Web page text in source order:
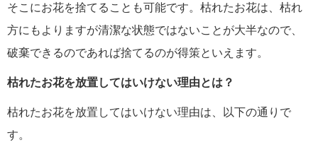
そこにお花を捨てることも可能です。枯れたお花は、枯れ
方にもよりますが清潔な状態ではないことが大半なので、
破棄できるのであれば捨てるのが得策といえます。
枯れたお花を放置してはいけない理由とは？
枯れたお花を放置してはいけない理由は、以下の通りで
す。